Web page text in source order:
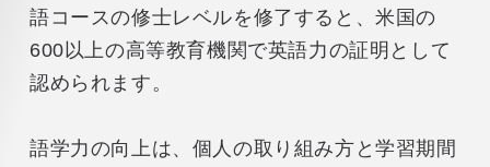
語コースの修士レベルを修了すると、米国の
600以上の高等教育機関で英語力の証明として
認められます。
語学力の向上は、個人の取り組み方と学習期間